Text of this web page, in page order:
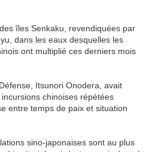
îles Senkaku, revendiquées par
dans les eaux desquelles les
ont multiplié ces derniers mois
Itsunori Onodera, avait
chinoises répétées
entre temps de paix et situation
sino-japonaises sont au plus